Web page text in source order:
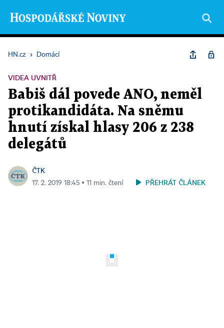
HN.cz › Domácí
VIDEA UVNITŘ
Babiš dál povede ANO, neměl
protikandidáta. Na sněmu
hnutí získal hlasy 206 z 238
delegátů
ČTK
17. 2. 2019 18:45 ▪ 11 min. čtení PŘEHRÁT ČLÁNEK